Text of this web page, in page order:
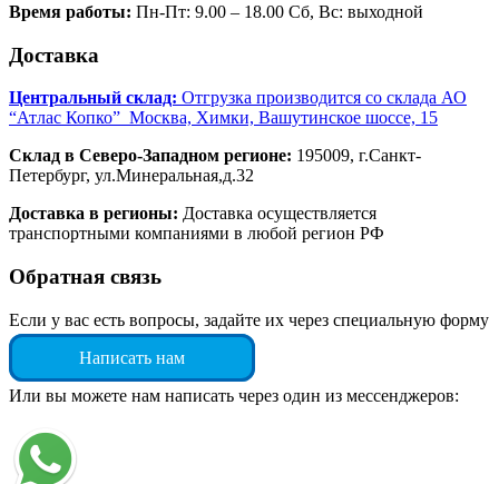
Время работы: Пн-Пт: 9.00 – 18.00 Сб, Вс: выходной
Доставка
Центральный склад: Отгрузка производится со склада АО
“Атлас Копко” Москва, Химки, Вашутинское шоссе, 15
Склад в Северо-Западном регионе: 195009, г.Санкт-
Петербург, ул.Минеральная,д.32
Доставка в регионы: Доставка осуществляется
транспортными компаниями в любой регион РФ
Обратная связь
Если у вас есть вопросы, задайте их через специальную форму
Написать нам
Или вы можете нам написать через один из мессенджеров: